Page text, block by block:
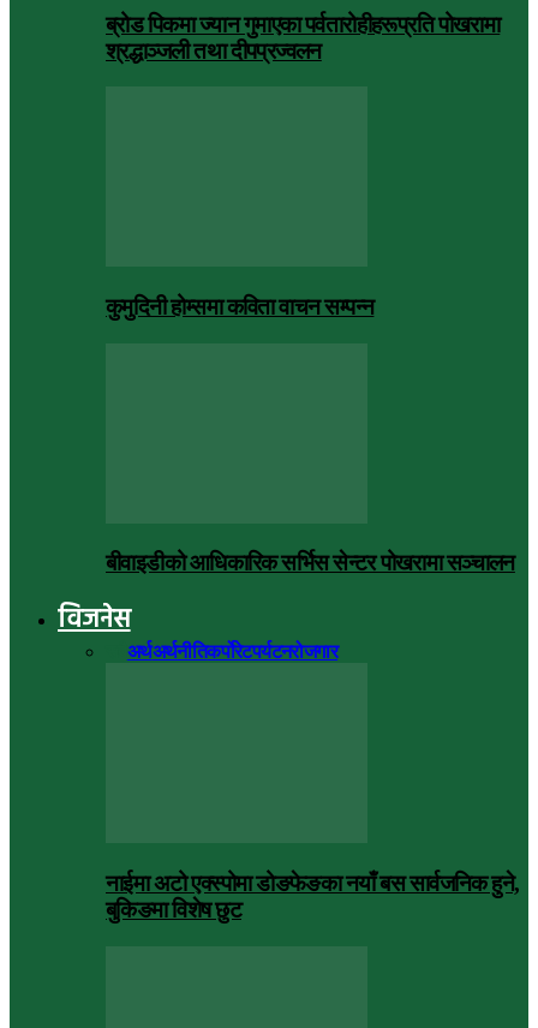
ब्रोड पिकमा ज्यान गुमाएका पर्वतारोहीहरूप्रति पोखरामा
श्रद्धाञ्जली तथा दीपप्रज्वलन
कुमुदिनी होम्समा कविता वाचन सम्पन्न
बीवाइडीको आधिकारिक सर्भिस सेन्टर पोखरामा सञ्चालन
विजनेस
अर्थअर्थनीतिकर्पोरेटपर्यटनरोजगार
नाईमा अटो एक्स्पोमा डोङफेङका नयाँ बस सार्वजनिक हुने,
बुकिङमा विशेष छुट